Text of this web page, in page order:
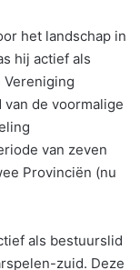
het landschap in
hij actief als
de voormalige
van zeven
Provinciën (nu
als bestuurslid
zuid. Deze